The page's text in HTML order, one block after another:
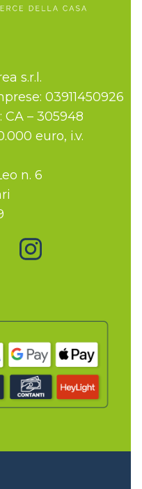
s.r.l.
03911450926
CA – 305948
euro, i.v.
n. 6